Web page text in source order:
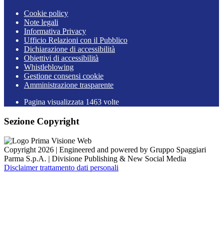
Cookie policy
Note legali
Informativa Privacy
Ufficio Relazioni con il Pubblico
Dichiarazione di accessibilità
Obiettivi di accessibilità
Whistleblowing
Gestione consensi cookie
Amministrazione trasparente
Pagina visualizzata 1463 volte
Sezione Copyright
Copyright 2026 | Engineered and powered by Gruppo Spaggiari
Parma S.p.A. | Divisione Publishing & New Social Media
Disclaimer trattamento dati personali